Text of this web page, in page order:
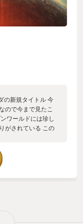
の新規タイトル 今
ので今まで見たこ
ワールドには珍し
がされている この